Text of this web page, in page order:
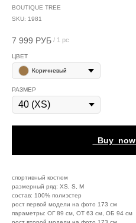
BOUTIQUE TREE
SKU: 1981
7 999 РУБ / 1 pc
ЦВЕТ
Коричневый
РАЗМЕР
_Buy_now_
спортивный костюм
размерный ряд: XS, S, M
состав: 100% полиэстер
рост первой модели на фото 173 см
параметры: ОГ 89 см, ОТ 63 см, ОБ 94 см